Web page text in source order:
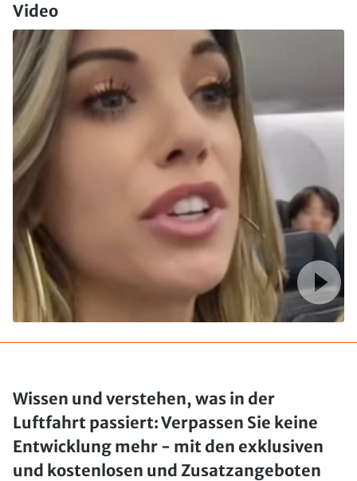
Video
Wissen und verstehen, was in der
Luftfahrt passiert: Verpassen Sie keine
Entwicklung mehr - mit den exklusiven
und kostenlosen und Zusatzangeboten